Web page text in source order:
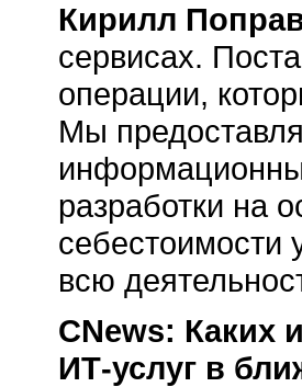
Кирилл
сервисах.
операции,
Мы
разработки на
себестоимости
всю
CNews: Каких
ИТ-услуг в